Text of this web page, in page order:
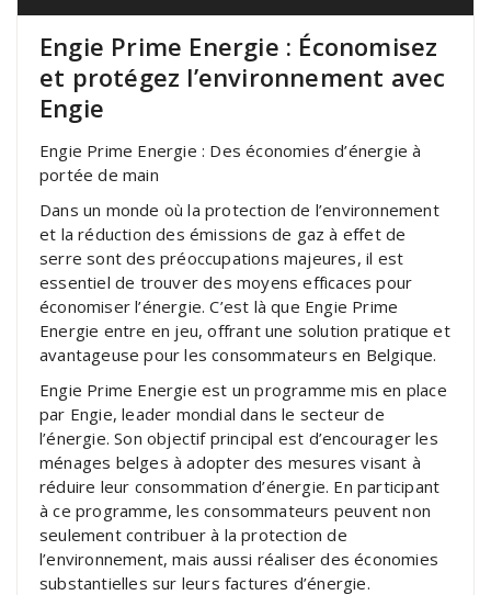
Engie Prime Energie : Économisez
et protégez l’environnement avec
Engie
Engie Prime Energie : Des économies d’énergie à
portée de main
Dans un monde où la protection de l’environnement
et la réduction des émissions de gaz à effet de
serre sont des préoccupations majeures, il est
essentiel de trouver des moyens efficaces pour
économiser l’énergie. C’est là que Engie Prime
Energie entre en jeu, offrant une solution pratique et
avantageuse pour les consommateurs en Belgique.
Engie Prime Energie est un programme mis en place
par Engie, leader mondial dans le secteur de
l’énergie. Son objectif principal est d’encourager les
ménages belges à adopter des mesures visant à
réduire leur consommation d’énergie. En participant
à ce programme, les consommateurs peuvent non
seulement contribuer à la protection de
l’environnement, mais aussi réaliser des économies
substantielles sur leurs factures d’énergie.